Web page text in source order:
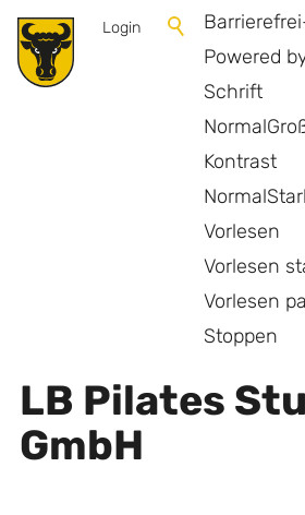
Powered
Schrift
Normal
Kontrast
Normal
Vorlesen
Vorlesen
Vorlesen
Stoppen
Login
LB Pilates
GmbH